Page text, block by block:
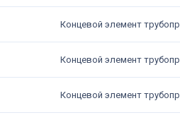
Концевой элемент
Концевой элемент
Концевой элемент